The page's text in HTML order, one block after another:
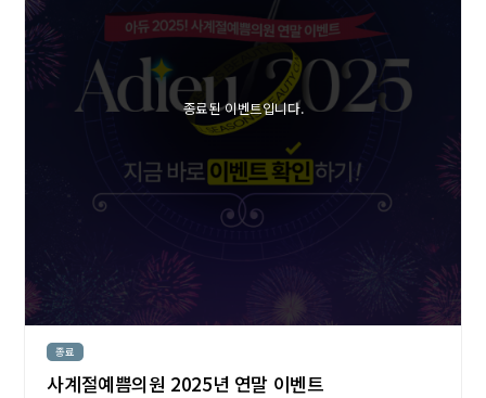
종료된 이벤트입니다.
종료
사계절예쁨의원 2025년 연말 이벤트